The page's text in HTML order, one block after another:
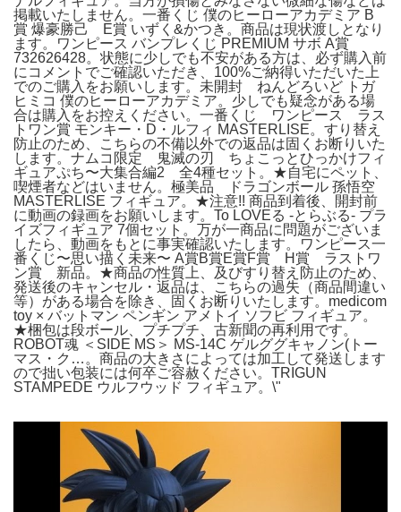
掲載いたしません。一番くじ 僕のヒーローアカデミア B
賞 爆豪勝己 E賞 いずく&かつき。商品は現状渡しとなり
ます。ワンピース バンプレくじ PREMIUM サボ A賞
732626428。状態に少しでも不安がある方は、必ず購入前
にコメントでご確認いただき、100%ご納得いただいた上
でのご購入をお願いします。未開封 ねんどろいど トガ
ヒミコ 僕のヒーローアカデミア。少しでも疑念がある場
合は購入をお控えください。一番くじ ワンピース ラス
トワン賞 モンキー・D・ルフィ MASTERLISE。すり替え
防止のため、こちらの不備以外での返品は固くお断りいた
します。ナムコ限定 鬼滅の刃 ちょこっとひっかけフィ
ギュアぷち〜大集合編2 全4種セット。★自宅にペット、
喫煙者などはいません。極美品 ドラゴンボール 孫悟空
MASTERLISE フィギュア。★注意!! 商品到着後、開封前
に動画の録画をお願いします。To LOVEる -とらぶる- プラ
イズフィギュア 7個セット。万が一商品に問題がございま
したら、動画をもとに事実確認いたします。ワンピース一
番くじ〜思い描く未来〜 A賞B賞E賞F賞 H賞 ラストワ
ン賞 新品。★商品の性質上、及びすり替え防止のため、
発送後のキャンセル・返品は、こちらの過失（商品間違い
等）がある場合を除き、固くお断りいたします。medicom
toy × バットマン ペンギン アメトイ ソフビ フィギュア。
★梱包は段ボール、プチプチ、古新聞の再利用です。
ROBOT魂 ＜SIDE MS＞ MS-14C ゲルググキャノン(トー
マス・ク…。商品の大きさによっては加工して発送します
ので拙い包装には何卒ご容赦ください。TRIGUN
STAMPEDE ウルフウッド フィギュア。\"